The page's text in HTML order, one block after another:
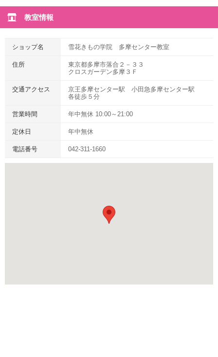
教室情報
ショップ名 雪花きもの学院 多摩センター教室
住所
東京都多摩市落合２－３３
クロスガーデン多摩３Ｆ
交通アクセス
京王多摩センター駅 小田急多摩センター駅
各徒歩５分
営業時間 年中無休 10:00～21:00
定休日 年中無休
電話番号 042-311-1660